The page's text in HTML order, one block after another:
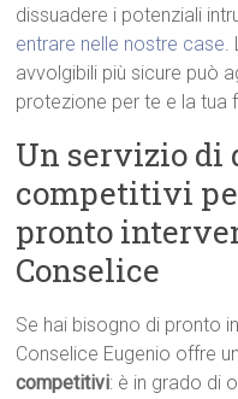
dissuadere i potenziali
entrare nelle nostre case.
avvolgibili più sicure può
protezione per te e la tua
Un servizio di
competitivi
pronto
Conselice
Se hai bisogno di pronto
Conselice Eugenio offre un
competitivi: è in grado di